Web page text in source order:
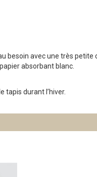
besoin avec une très petite
absorbant blanc.
tapis durant l’hiver.